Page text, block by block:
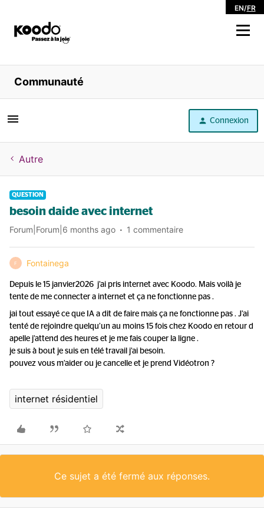
EN/FR
Magasiner
Libre service
Aide
Communauté
Connexion
Autre
QUESTION
besoin daide avec internet
Forum|Forum|6 months ago 1 commentaire
F Fontainega
Depuis le 15 janvier2026 j’ai pris internet avec Koodo. Mais voilà je
tente de me connecter a internet et ça ne fonctionne pas .
jai tout essayé ce que IA a dit de faire mais ça ne fonctionne pas . J’ai
tenté de rejoindre quelqu’un au moins 15 fois chez Koodo en retour d
apelle j’attend des heures et je me fais couper la ligne .
je suis à bout je suis en télé travail j’ai besoin.
pouvez vous m’aider ou je cancelle et je prend Vidéotron ?
internet résidentiel
Ce sujet a été fermé aux réponses.